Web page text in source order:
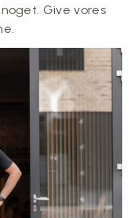
Give vores